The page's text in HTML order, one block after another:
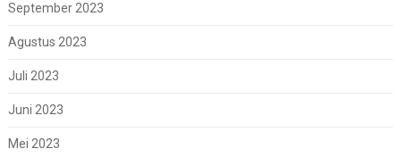
September 2023
Agustus 2023
Juli 2023
Juni 2023
Mei 2023